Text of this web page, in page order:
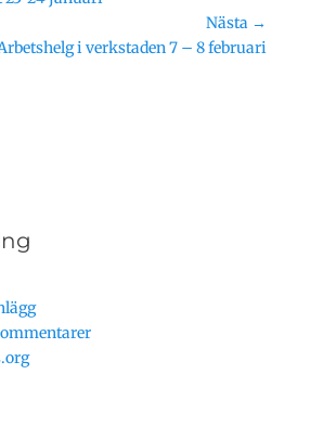
Nästa →
i verkstaden 7 – 8 februari